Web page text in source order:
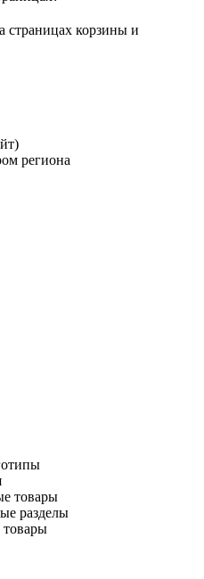
страницах корзины и